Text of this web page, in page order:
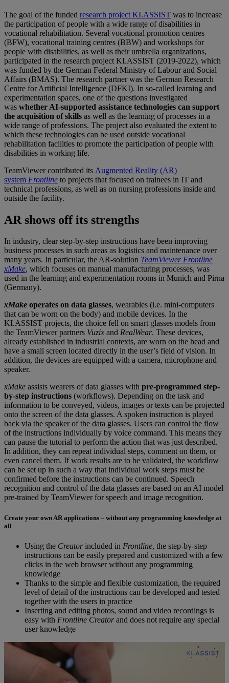
The goal of the funded research project KI.ASSIST was to increase
the participation of people with a wide range of disabilities in
vocational rehabilitation. Several vocational promotion centres
(BFW), vocational training centres (BBW) and workshops for
people with disabilities, as well as their umbrella organizations,
participated in the research project KI.ASSIST (2019-2022), which
was funded by the German Federal Ministry of Labour and Social
Affairs (BMAS). The research partner was the German Research
Centre for Artificial Intelligence (DFKI). In so-called learning and
experimentation spaces, one of the questions investigated
was whether AI-supported assistance technologies can support
the acquisition of skills as well as the learning of processes in a
wide range of professions. The project also evaluated the extent to
which these technologies can be used outside vocational
rehabilitation facilities to promote the participation of people with
disabilities in working life.
TeamViewer contributed its Augmented Reality (AR)
system Frontline to projects that focused on trainees in IT and
technical professions, as well as on nursing professions inside and
outside the facility.
AR shows off its strengths
In industry, clear step-by-step instructions have been improving
business processes in such areas as logistics and maintenance over
many years. In particular, the AR-solution TeamViewer Frontline
xMake, which focuses on manual manufacturing processes, was
used in the learning and experimentation rooms in Munich and Pirna
(Germany).
xMake operates on data glasses, wearables (i.e. mini-computers
that can be worn on the body) and mobile devices. In the
KI.ASSIST projects, the choice fell on smart glasses models from
the TeamViewer partners Vuzix and RealWear. These devices,
already established in industrial contexts, are worn on the head and
have a small screen located directly in the user’s field of vision. In
addition, the devices are equipped with a camera, microphone and
speaker.
xMake assists wearers of data glasses with pre-programmed step-
by-step instructions (workflows). Depending on the task and
information to be conveyed, videos, images or texts can be projected
onto the screen of the data glasses. A spoken instruction is played
back via the speaker of the data glasses. Users can control the flow
of the instructions individually by voice command. This means they
can pause the tutorial to perform the action that was just described.
In addition, they can repeat individual steps, comment on them, or
even cancel them. If work results are to be validated, the workflow
can be set up in such a way that individual work steps must be
confirmed before the instructions can be continued. Speech
recognition and control of the data glasses are based on an AI model
pre-trained by TeamViewer for speech and image recognition.
Create your own AR applications – without any programming knowledge at
all
Using the Creatorincluded in Frontline, the step-by-step
instructions can be easily prepared and customized with a few
clicks in the web browser without any programming
knowledge
Thanks to the simple and flexible customization, the required
level of detail of the instructions can be developed and tested
together with the users in practice
Inserting and editing photos, sound and video recordings is
easy with Frontline Creatorand does not require any special
user knowledge